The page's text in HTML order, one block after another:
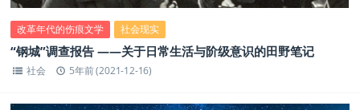
改革年代的伤痕文学 社会现实
“钢城”调查报告 ——关于日常生活与阶级意识的田野笔记
社会 5年前 (2021-12-16)